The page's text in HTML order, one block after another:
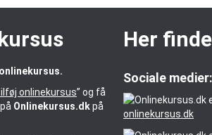
onlinekursus” og få
Onlinekursus.dkpå
Her
Sociale medier:
onlinekursus.dk